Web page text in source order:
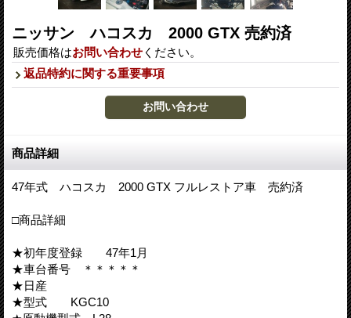
ニッサン ハコスカ 2000 GTX 売約済
販売価格はお問い合わせ ください。
返品特約に関する重要事項
商品詳細
47年式 ハコスカ 2000 GTX フルレストア車 売約済
□商品詳細
★初年度登録 47年1月
★車台番号 ＊＊＊＊＊
★日産
★型式 KGC10